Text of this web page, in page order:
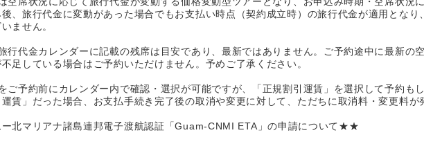
、旅行代金に変動があった場合でもお支払い時点（契約成立時）の旅行代金が適用とな
ません。
行代金カレンダーに記載の残席は目安であり、最新ではありません。ご予約途中に最新の
足している場合はご予約いただけません。予めご了承ください。
ご予約前にカレンダー内で確認・選択が可能ですが、「正規割引運賃」を選択して予約も
運賃」だった場合、お支払手続き完了後の取消や変更に対して、ただちに取消料・変更料
北マリアナ諸島連邦電子渡航認証「Guam-CNMI ETA」の申請について★★